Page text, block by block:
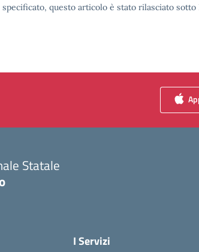
questo articolo è stato rilasciato
Statale
I Servizi